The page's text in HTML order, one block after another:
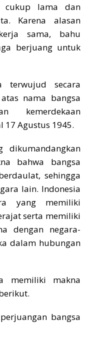
cukup lama dan
Karena alasan
sama, bahu
berjuang untuk
terwujud secara
nama bangsa
kemerdekaan
17 Agustus 1945.
dikumandangkan
bahwa bangsa
sehingga
lain. Indonesia
yang memiliki
serta memiliki
dengan negara-
dalam hubungan
memiliki makna
bangsa